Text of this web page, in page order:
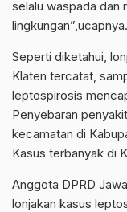
selalu waspada dan
lingkungan”,ucapnya.
Seperti diketahui,
Klaten tercatat,
leptospirosis
Penyebaran
kecamatan di
Kasus terbanyak di
Anggota DPRD
lonjakan kasus